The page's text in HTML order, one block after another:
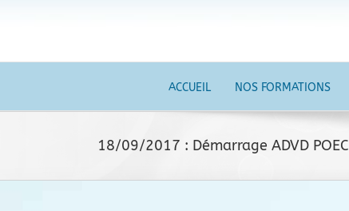
ACCUEIL NOS FORMATIONS
18/09/2017 : Démarrage ADVD POEC